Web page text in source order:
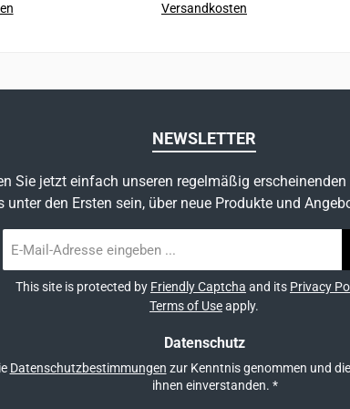
und
die
Kugellager gewährleisten
1,5kN x 2 = 6kN2 x 4kN x2
Versandkosten
NEWSLETTER
Sie jetzt einfach unseren regelmäßig
unter den Ersten sein, über neue Produkte und
Mail-
This site is protected by Friendly Captcha and its Privacy
Terms of Useapply.
Datenschutz
Datenschutzbestimmungen zur Kenntnis genommen und die
ihnen einverstanden. *